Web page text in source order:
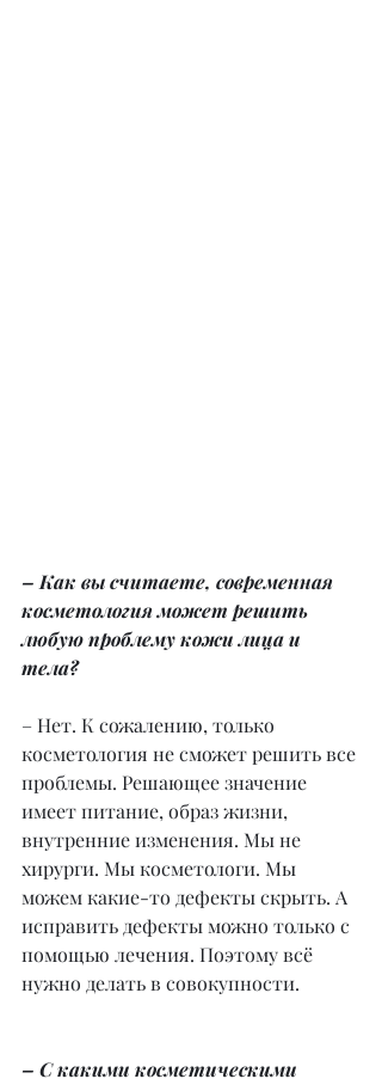
– Как вы считаете, современная
косметология может решить
любую проблему кожи лица и
тела?
– Нет. К сожалению, только
косметология не сможет решить все
проблемы. Решающее значение
имеет питание, образ жизни,
внутренние изменения. Мы не
хирурги. Мы косметологи. Мы
можем какие-то дефекты скрыть. А
исправить дефекты можно только с
помощью лечения. Поэтому всё
нужно делать в совокупности.
– С какими косметическими